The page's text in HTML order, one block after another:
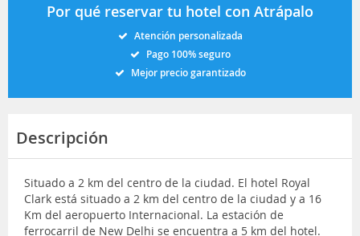
Por qué reservar tu hotel con Atrápalo
Atención personalizada
Pago 100% seguro
Mejor precio garantizado
Descripción
Situado a 2 km del centro de la ciudad. El hotel Royal
Clark está situado a 2 km del centro de la ciudad y a 16
Km del aeropuerto Internacional. La estación de
ferrocarril de New Delhi se encuentra a 5 km del hotel.